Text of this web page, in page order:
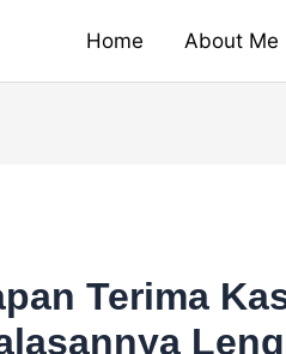
Home About Me
Terima